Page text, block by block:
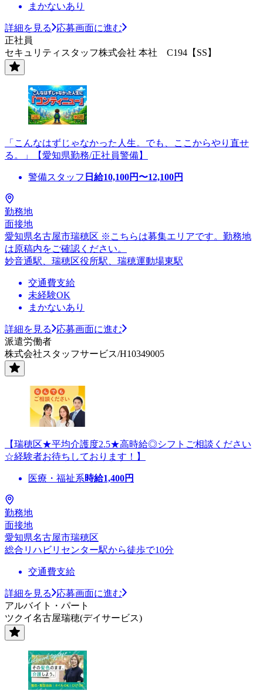
まかないあり
詳細を見る
応募画面に進む
正社員
セキュリティスタッフ株式会社 本社 C194【SS】
「こんなはずじゃなかった人生。でも、ここからやり直せ
る。」【愛知県勤務/正社員警備】
警備スタッフ 日給10,100円〜12,100円
勤務地
面接地
愛知県名古屋市瑞穂区 ※こちらは募集エリアです。勤務地
は原稿内をご確認ください。
妙音通駅、瑞穂区役所駅、瑞穂運動場東駅
交通費支給
未経験OK
まかないあり
詳細を見る
応募画面に進む
派遣労働者
株式会社スタッフサービス/H10349005
【瑞穂区★平均介護度2.5★高時給◎シフトご相談ください
☆経験者お待ちしております！】
医療・福祉系時給1,400円
勤務地
面接地
愛知県名古屋市瑞穂区
総合リハビリセンター駅から徒歩で10分
交通費支給
詳細を見る
応募画面に進む
アルバイト・パート
ツクイ名古屋瑞穂(デイサービス)